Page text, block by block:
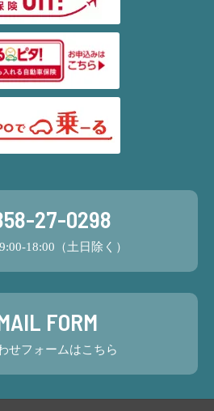
27-0298
18:00（土日除く）
FORM
せフォームはこちら